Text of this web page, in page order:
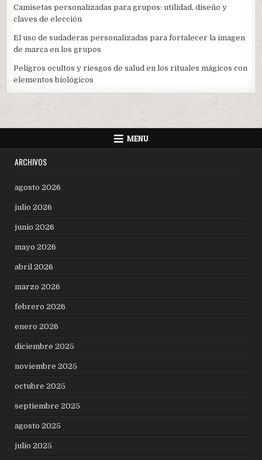
Camisetas personalizadas para grupos: utilidad, diseño y
claves de elección
El uso de sudaderas personalizadas para fortalecer la imagen
de marca en los grupos
Peligros ocultos y riesgos de salud en los rituales mágicos con
elementos biológicos
MENU
ARCHIVOS
agosto 2026
julio 2026
junio 2026
mayo 2026
abril 2026
marzo 2026
febrero 2026
enero 2026
diciembre 2025
noviembre 2025
octubre 2025
septiembre 2025
agosto 2025
julio 2025